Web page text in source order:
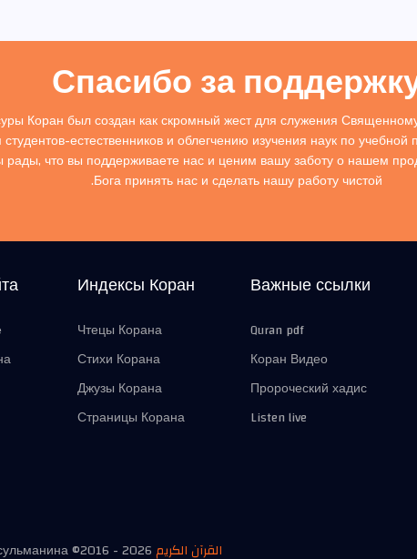
Спасибо за
Коран был создан как скромный жест для служения
естественников и облегчению изучения наук по
что вы поддерживаете нас и ценим вашу заботу о нашем
Бога принять нас и сделать нашу работу чистой.
Индексы Коран
Чтецы Корана
Стихи Корана
Джузы Корана
Страницы Корана
Важные ссылки
Quran pdf
Коран Видео
Пророческий хадис
Listen live
©2016 -2026القرآن الكريم